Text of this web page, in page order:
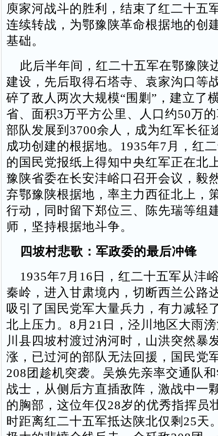
庾家河战斗的胜利，结束了红二十五
连续转战，为鄂豫陕革命根据地的创
基础。
此后半年间，红二十五军在鄂豫陕
建设，先后取得石塔寺、袁家沟口等
碎了敌人两次大规模“围剿”，建立了
省、面积3万平方公里、人口约50万
部队发展到3700余人，成为红军长征
成功创建的根据地。1935年7月，红
的国民党报纸上得知中央红军正在北
豫陕省委在长安沣峪口召开会议，毅
弃鄂豫陕根据地，率主力西征北上，
行动，同时留下郑位三、陈先瑞等组
师，坚持根据地斗争。
四坡村悲歌：军政委的最后冲锋
1935年7月16日，红二十五军从沣
秦岭，进入甘肃境内，切断西兰公路
吸引了国民党军大量兵力，有力减轻
北上压力。8月21日，泾川地区大雨
川县四坡村渡过汭河时，山洪突然暴
涨，已过河的部队无法回援，国民党
208团趁机突袭。吴焕先亲率交通队
战士，从侧后方直插敌阵，激战中一
的胸部，这位年仅28岁的优秀指挥员
时距离红二十五军抵达陕北仅剩25天